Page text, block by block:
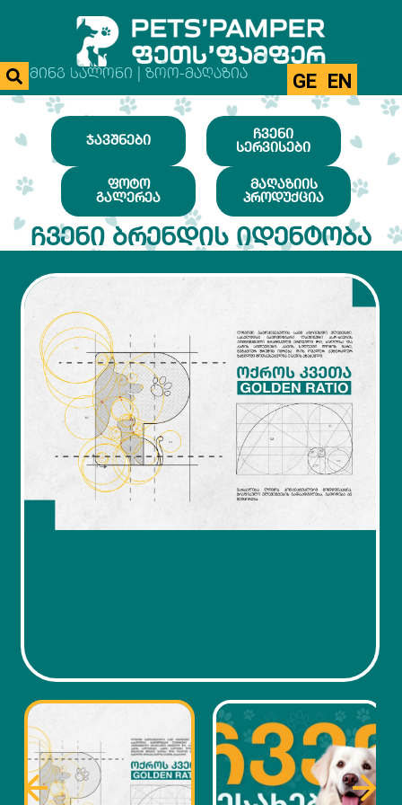
ᲒᲠᲣᲛᲘᲜᲒ ᲡᲐᲚᲝᲜᲘ | ᲖᲝᲝ-ᲛᲐᲦᲐᲖᲘᲐ GE EN
ᲯᲐᲕᲨᲜᲔᲑᲘ
ᲩᲕᲔᲜᲘ
ᲡᲔᲠᲕᲘᲡᲔᲑᲘ
ᲤᲝᲢᲝ
ᲒᲐᲚᲔᲠᲔᲐ
ᲛᲐᲦᲐᲖᲘᲘᲡ
ᲞᲠᲝᲓᲣᲥᲪᲘᲐ
ᲩᲕᲔᲜᲘ ᲑᲠᲔᲜᲓᲘᲡ ᲘᲓᲔᲜᲢᲝᲑᲐ